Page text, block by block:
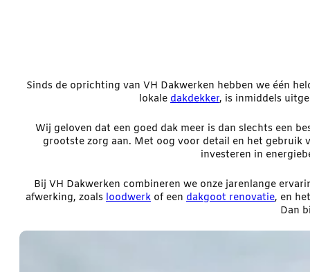
Sinds de oprichting van VH Dakwerken hebben we één
lokale dakdekker, is inmiddels
Wij geloven dat een goed dak meer is dan slechts een
grootste zorg aan. Met oog voor detail en het gebruik
investeren in
Bij VH Dakwerken combineren we onze jarenlange
afwerking, zoals loodwerk of een dakgoot renovatie, en
Dan